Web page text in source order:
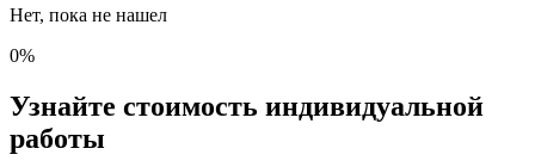
Нет, пока не нашел
0%
Узнайте стоимость индивидуальной
работы